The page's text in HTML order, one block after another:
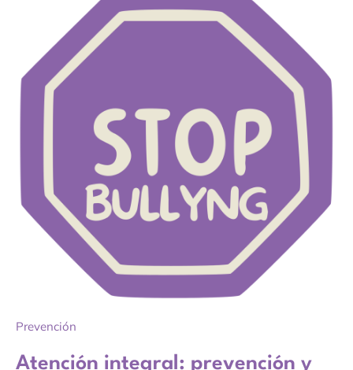
Prevención
Atención integral: prevención y